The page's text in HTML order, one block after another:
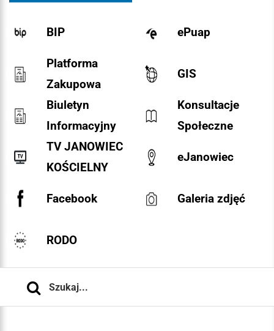
BIP ePuap
Platforma
Zakupowa
GIS
Biuletyn
Informacyjny
Konsultacje
Społeczne
TV JANOWIEC
KOŚCIELNY
eJanowiec
Facebook Galeria zdjęć
RODO